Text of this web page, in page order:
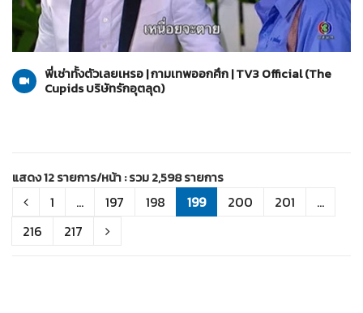
29-03-2560
The Cupids บริษัทรักอุตลุด
พี่เช่าทั้งตัวเลยเหรอ | กามเทพออกศึก | TV3 Official (The
Cupids บริษัทรักอุตลุด)
แสดง 12 รายการ/หน้า : รวม 2,598 รายการ
1 ... 197 198 199 200 201
...
216
217